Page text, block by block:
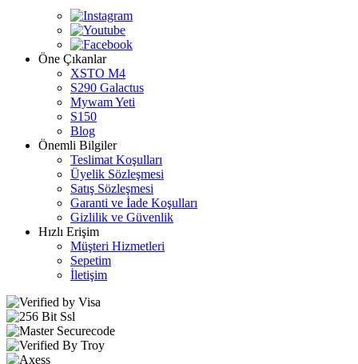
Öne Çıkanlar
XSTO M4
S290 Galactus
Mywam Yeti
S150
Blog
Önemli Bilgiler
Teslimat Koşulları
Üyelik Sözleşmesi
Satış Sözleşmesi
Garanti ve İade Koşulları
Gizlilik ve Güvenlik
Hızlı Erişim
Müşteri Hizmetleri
Sepetim
İletişim